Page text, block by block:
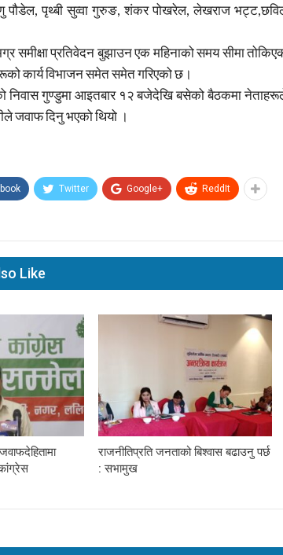
पौडेल, पृथ्बी सुव्वा गुरुङ, शंकर पोखरेल, लेखराज
समीक्षा प्रतिवेदन बुझाउन एक महिनाको समय सीमा
कार्य विभाजन समेत समेत गरिएको छ।
निवास गुण्डुमा आइतबार १२ बजेदेखि बसेको बैठकमा
जवाफ दिनु भएको थियो ।
Twitter Google+ ReddIt
Like
राजनीतिप्रति जनताको बिश्वास बढाउनु पर्छ
: सभामुख